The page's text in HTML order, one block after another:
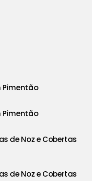
Pimentão
Pimentão
de Noz e Cobertas
de Noz e Cobertas